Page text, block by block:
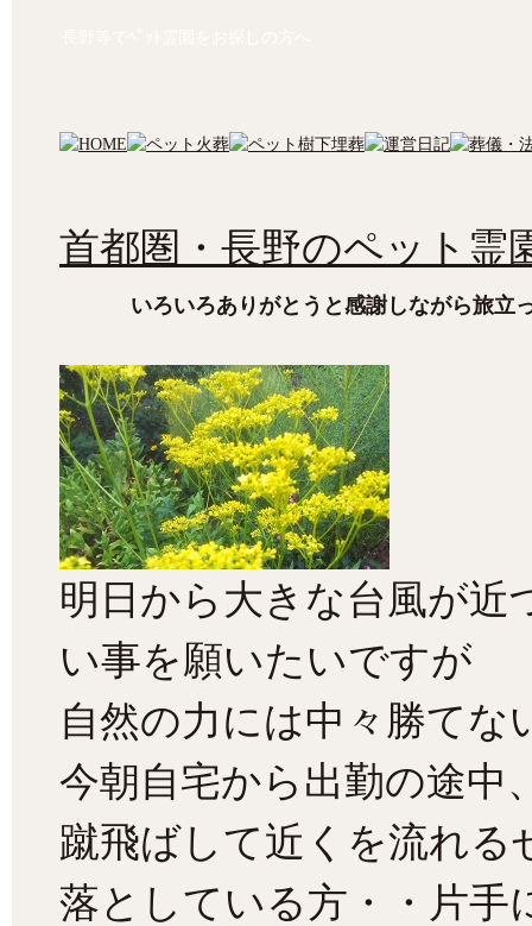
首都圏・長野のペット霊
いろいろありがとうと感謝しながら旅立
明日から大きな台風が近
い事を願いたいですが
自然の力には中々勝てな
今朝自宅から出勤の途中
蹴飛ばして近くを流れる
落としている方・・片手